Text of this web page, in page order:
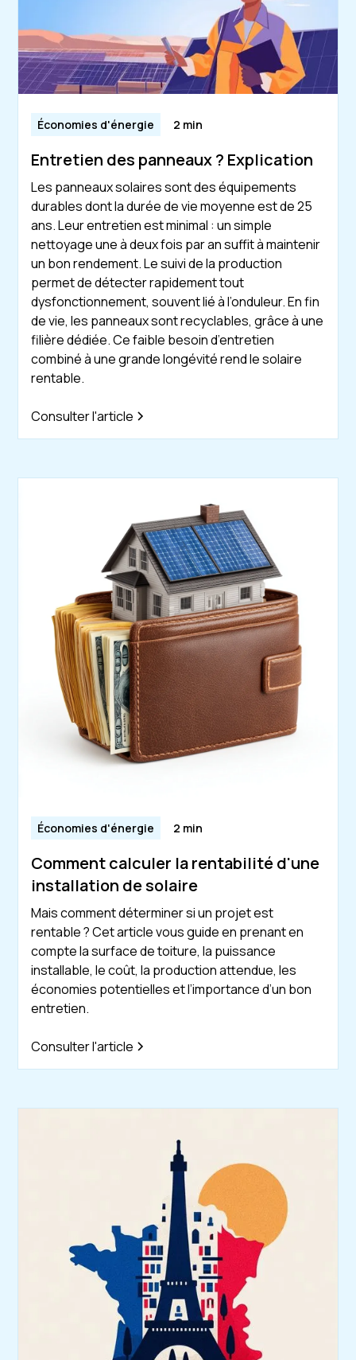
Économies d'énergie 2 min
Entretien des panneaux ? Explication
Les panneaux solaires sont des équipements
durables dont la durée de vie moyenne est de 25
ans. Leur entretien est minimal : un simple
nettoyage une à deux fois par an suffit à maintenir
un bon rendement. Le suivi de la production
permet de détecter rapidement tout
dysfonctionnement, souvent lié à l’onduleur. En fin
de vie, les panneaux sont recyclables, grâce à une
filière dédiée. Ce faible besoin d’entretien
combiné à une grande longévité rend le solaire
rentable.
Consulter l'article
Économies d'énergie 2 min
Comment calculer la rentabilité d'une
installation de solaire
Mais comment déterminer si un projet est
rentable ? Cet article vous guide en prenant en
compte la surface de toiture, la puissance
installable, le coût, la production attendue, les
économies potentielles et l’importance d’un bon
entretien.
Consulter l'article